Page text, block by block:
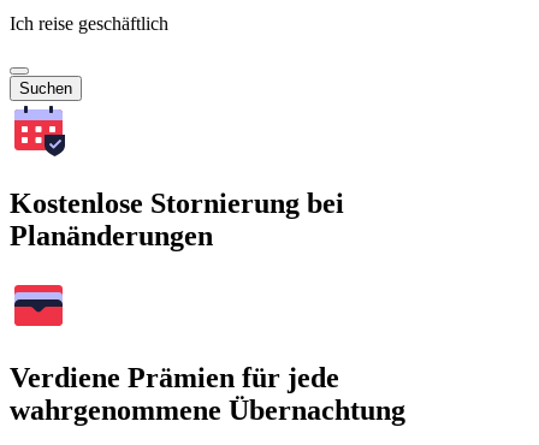
Ich reise geschäftlich
Suchen
Kostenlose Stornierung bei
Planänderungen
Verdiene Prämien für jede
wahrgenommene Übernachtung